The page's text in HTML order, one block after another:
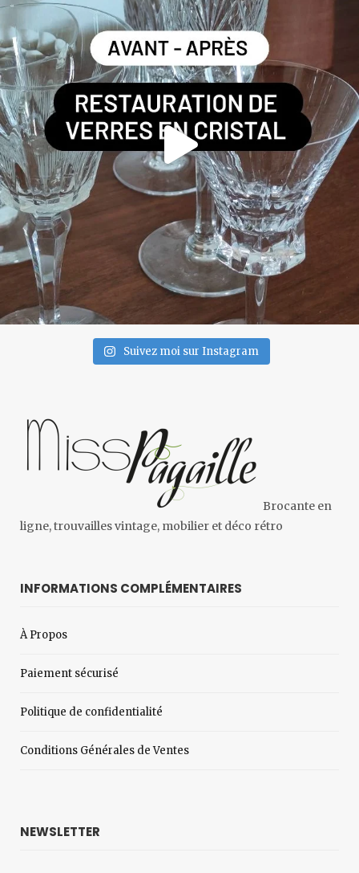
Suivez moi sur Instagram
Brocante en
ligne, trouvailles vintage, mobilier et déco rétro
INFORMATIONS COMPLÉMENTAIRES
À Propos
Paiement sécurisé
Politique de confidentialité
Conditions Générales de Ventes
NEWSLETTER